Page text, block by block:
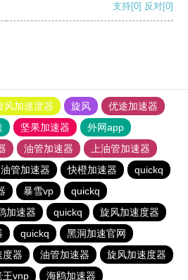
支持[0] 反对[0]
风加速度器 旋风
优途加速器
坚果加速器
外网app
油管加速器
上油管加速器
油管加速器 快橙加速器
quickq
暴雪vp
quickq
加速器 quickq
旋风加速度器
quickq
黑洞加速官网
度器 油管加速器
旋风加速度器
王vnp 海鸥加速器